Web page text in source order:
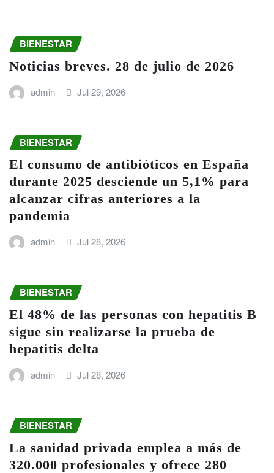
BIENESTAR
Noticias breves. 28 de julio de 2026
admin Jul 29, 2026
BIENESTAR
El consumo de antibióticos en España
durante 2025 desciende un 5,1% para
alcanzar cifras anteriores a la
pandemia
admin Jul 28, 2026
BIENESTAR
El 48% de las personas con hepatitis B
sigue sin realizarse la prueba de
hepatitis delta
admin Jul 28, 2026
BIENESTAR
La sanidad privada emplea a más de
320.000 profesionales y ofrece 280